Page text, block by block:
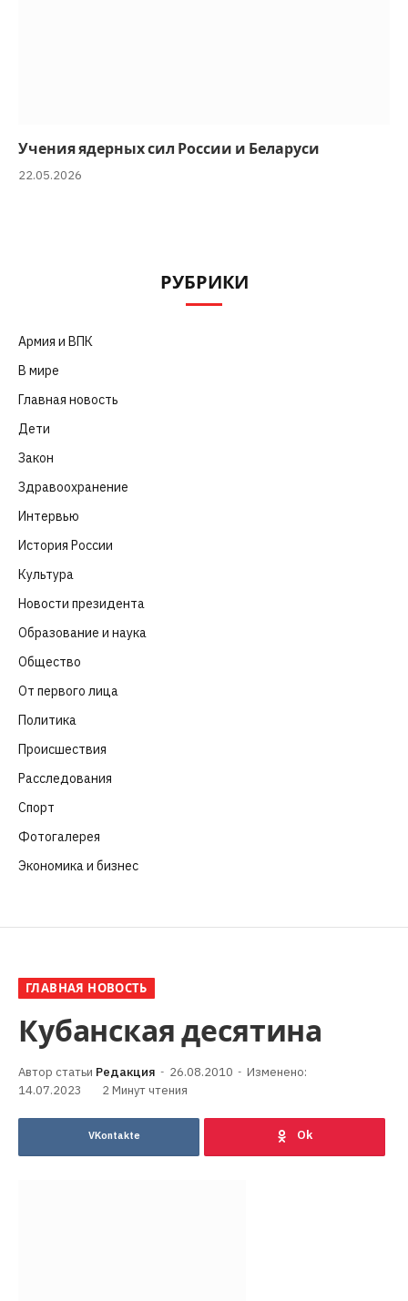
Учения ядерных сил России и Беларуси
22.05.2026
РУБРИКИ
Армия и ВПК
В мире
Главная новость
Дети
Закон
Здравоохранение
Интервью
История России
Культура
Новости президента
Образование и наука
Общество
От первого лица
Политика
Происшествия
Расследования
Спорт
Фотогалерея
Экономика и бизнес
ГЛАВНАЯ НОВОСТЬ
Кубанская десятина
Редакция 26.08.2010
Изменено:
14.07.2023
2 Минут чтения
VKontakte